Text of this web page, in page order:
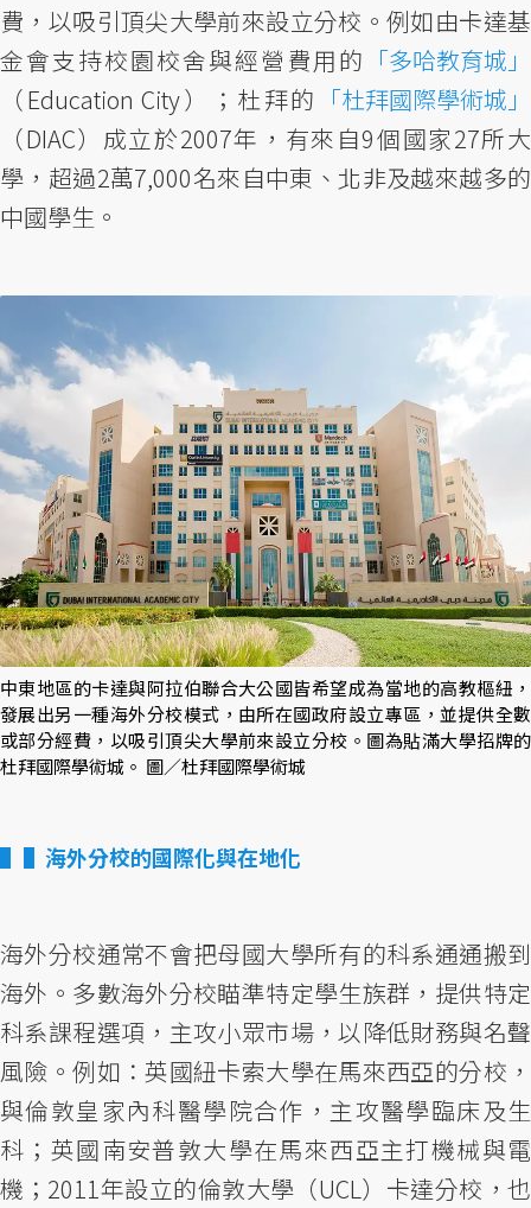
費，以吸引頂尖大學前來設立分校。例如由卡達基
金會支持校園校舍與經營費用的 「多哈教育城」
（Education City）；杜拜的 「杜拜國際學術城」
（DIAC）成立於2007年，有來自9個國家27所大
學，超過2萬7,000名來自中東、北非及越來越多的
中國學生。
中東地區的卡達與阿拉伯聯合大公國皆希望成為當地的高教樞紐，
發展出另一種海外分校模式，由所在國政府設立專區，並提供全數
或部分經費，以吸引頂尖大學前來設立分校。圖為貼滿大學招牌的
杜拜國際學術城。 圖／杜拜國際學術城
▌海外分校的國際化與在地化
海外分校通常不會把母國大學所有的科系通通搬到
海外。多數海外分校瞄準特定學生族群，提供特定
科系課程選項，主攻小眾市場，以降低財務與名聲
風險。例如：英國紐卡索大學在馬來西亞的分校，
與倫敦皇家內科醫學院合作，主攻醫學臨床及生
科；英國南安普敦大學在馬來西亞主打機械與電
機；2011年設立的倫敦大學（UCL）卡達分校，也